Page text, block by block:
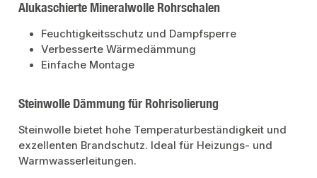
Alukaschierte Mineralwolle Rohrschalen
Feuchtigkeitsschutz und Dampfsperre
Verbesserte Wärmedämmung
Einfache Montage
Steinwolle Dämmung für Rohrisolierung
Steinwolle bietet hohe Temperaturbeständigkeit und
exzellenten Brandschutz. Ideal für Heizungs- und
Warmwasserleitungen.